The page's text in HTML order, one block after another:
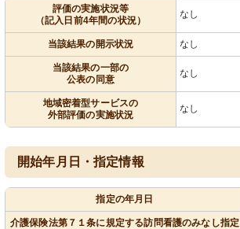
評価の実施状況等
（記入日前4年間の状況）
なし
当該結果の開示状況 なし
当該結果の一部の
公表の同意
なし
地域密着型サービスの
外部評価の実施状況
なし
開始年月日・指定情報
指定の年月日
介護保険法第７１条に規定する訪問看護のみなし指定